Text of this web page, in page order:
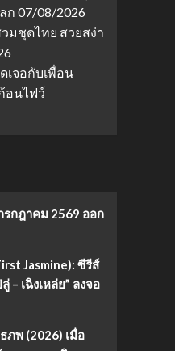
ก 07/08/2026
มชุดไทย สวยสง่า
เจอกับเพื่อน
อนไฟว์
รกฎาคม 2569 ออก
Jasmine): ซีรีส์
เฉิงเหล่ย” ลงจอ
ภพ (2026) เมื่อ